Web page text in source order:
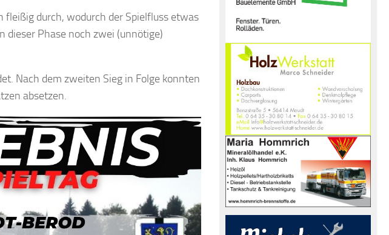
durch, wodurch der Spielfluss etwas
dieser Phase noch zwei (unnötige)
Nach dem zweiten Sieg in Folge konnten
absetzen.